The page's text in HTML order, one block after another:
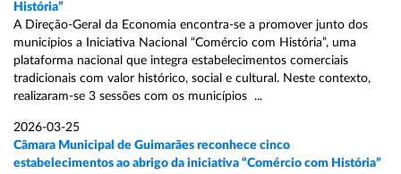
História”
A Direção-Geral da Economia encontra-se a promover junto dos
municípios a Iniciativa Nacional “Comércio com História”, uma
plataforma nacional que integra estabelecimentos comerciais
tradicionais com valor histórico, social e cultural. Neste contexto,
realizaram-se 3 sessões com os municípios ...
2026-03-25
Câmara Municipal de Guimarães reconhece cinco
estabelecimentos ao abrigo da iniciativa “Comércio com História”